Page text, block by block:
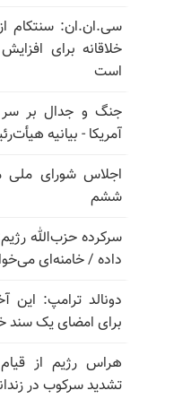
سی.ان.ان: سنتکام
خلاقانه برای
است
جنگ و جدال بر سر
آمریکا - بیانیه
اجلاس شورای ملی
ششم
داده / خامنه‌ای
دونالد ترامپ: این
برای امضای یک
هراس رژیم از
تشدید سرکوب در